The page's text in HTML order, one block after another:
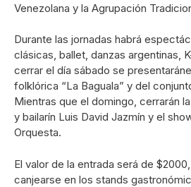
Venezolana y la Agrupación
Durante las jornadas habrá
clásicas, ballet, danzas argentinas,
cerrar el día sábado se
folklórica “La Baguala” y del
Mientras que el domingo, cerrarán
y bailarín Luis David Jazmín y el
Orquesta.
El valor de la entrada será de
canjearse en los stands